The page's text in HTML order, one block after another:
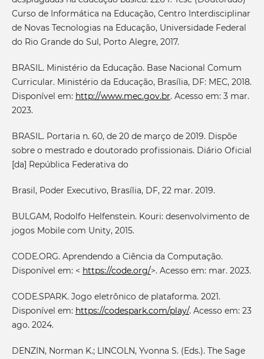
Curso de Informática na Educação, Centro Interdisciplinar
de Novas Tecnologias na Educação, Universidade Federal
do Rio Grande do Sul, Porto Alegre, 2017.
BRASIL. Ministério da Educação. Base Nacional Comum
Curricular. Ministério da Educação, Brasília, DF: MEC, 2018.
Disponível em: http://www.mec.gov.br. Acesso em: 3 mar.
2023.
BRASIL. Portaria n. 60, de 20 de março de 2019. Dispõe
sobre o mestrado e doutorado profissionais. Diário Oficial
[da] República Federativa do
Brasil, Poder Executivo, Brasília, DF, 22 mar. 2019.
BULGAM, Rodolfo Helfenstein. Kouri: desenvolvimento de
jogos Mobile com Unity, 2015.
CODE.ORG. Aprendendo a Ciência da Computação.
Disponível em: < https://code.org/>. Acesso em: mar. 2023.
CODE.SPARK. Jogo eletrônico de plataforma. 2021.
Disponível em: https://codespark.com/play/. Acesso em: 23
ago. 2024.
DENZIN, Norman K.; LINCOLN, Yvonna S. (Eds.). The Sage